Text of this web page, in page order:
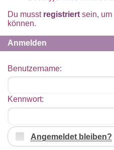
Du musst registriert sein, um
können.
Anmelden
Benutzername:
Kennwort:
Angemeldet bleiben?